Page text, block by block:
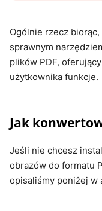
Ogólnie rzecz biorąc,
sprawnym
plików PDF,
użytkownika funkcje.
Jak
Jeśli nie chcesz
obrazów do formatu
opisaliśmy poniżej w